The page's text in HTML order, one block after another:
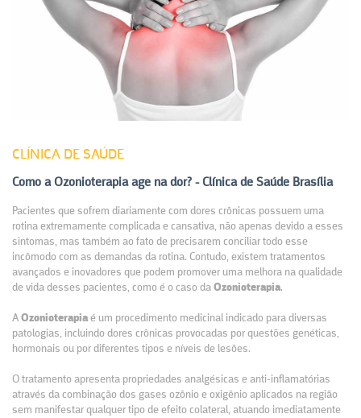
CLÍNICA DE SAÚDE
Como a Ozonioterapia age na dor? - Clínica de Saúde Brasília
Pacientes que sofrem diariamente com dores crônicas possuem uma
rotina extremamente complicada e cansativa, não apenas devido a esses
sintomas, mas também ao fato de precisarem conciliar todo esse
incômodo com as demandas da rotina. Contudo, existem tratamentos
avançados e inovadores que podem promover uma melhora na qualidade
de vida desses pacientes, como é o caso da Ozonioterapia.
A Ozonioterapiaé um procedimento medicinal indicado para diversas
patologias, incluindo dores crônicas provocadas por questões genéticas,
hormonais ou por diferentes tipos e níveis de lesões.
O tratamento apresenta propriedades analgésicas e anti-inflamatórias
através da combinação dos gases ozônio e oxigênio aplicados na região
sem manifestar qualquer tipo de efeito colateral, atuando imediatamente